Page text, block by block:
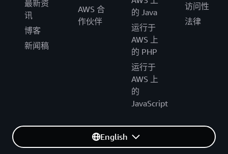
最新资
讯
博客
新闻稿
AWS 合
作伙伴
的 Java
运行于
AWS 上
的 PHP
运行于
AWS 上
的
JavaScript
访问性
法律
English